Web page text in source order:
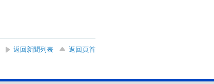
返回新聞列表
返回頁首